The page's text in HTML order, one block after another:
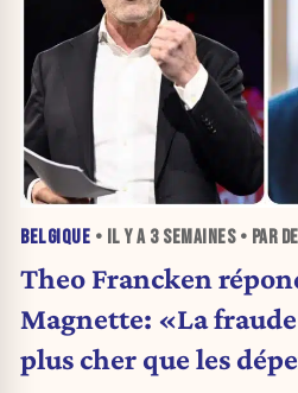
BELGIQUE • IL Y A 3 SEMAINES• PAR
Theo Francken
Magnette: «La
plus cher que